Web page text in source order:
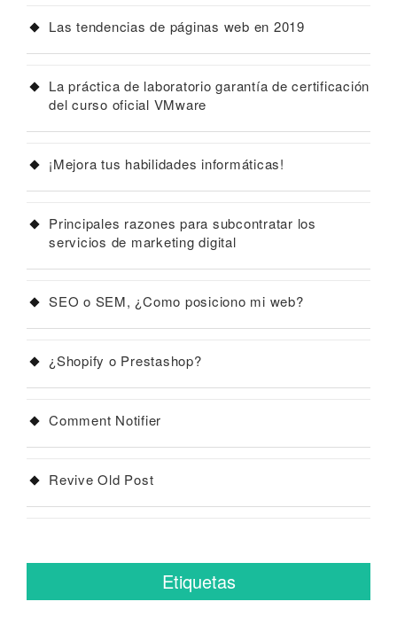
Las tendencias de páginas web en 2019
La práctica de laboratorio garantía de certificación
del curso oficial VMware
¡Mejora tus habilidades informáticas!
Principales razones para subcontratar los
servicios de marketing digital
SEO o SEM, ¿Como posiciono mi web?
¿Shopify o Prestashop?
Comment Notifier
Revive Old Post
Etiquetas